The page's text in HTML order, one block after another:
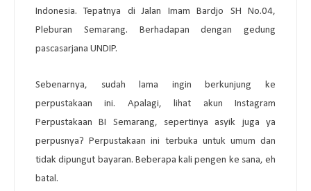
Indonesia. Tepatnya di Jalan Imam Bardjo SH No.04,
Pleburan Semarang. Berhadapan dengan gedung
pascasarjana UNDIP.
Sebenarnya, sudah lama ingin berkunjung ke
perpustakaan ini. Apalagi, lihat akun Instagram
Perpustakaan BI Semarang, sepertinya asyik juga ya
perpusnya? Perpustakaan ini terbuka untuk umum dan
tidak dipungut bayaran. Beberapa kali pengen ke sana, eh
batal.